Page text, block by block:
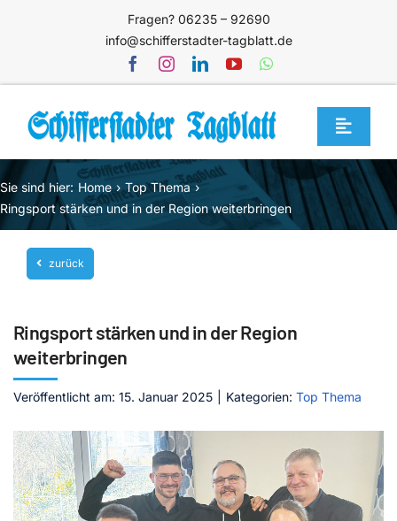
Fragen? 06235 – 92690
info@schifferstadter-tagblatt.de
Toggle
Home
Themen
Blog
Unternehmen
Mediathek
Jetzt abonnieren
Sie sind hier: Home
Top Thema
Ringsport stärken und in der Region weiterbringen
zurück
Ringsport stärken und in der Region
weiterbringen
Veröffentlicht am: 15. Januar 2025 Kategorien: Top Thema